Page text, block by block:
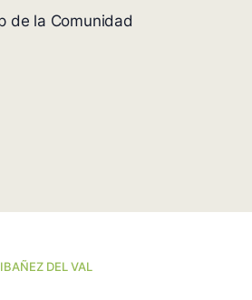
de la Comunidad
DEL VAL